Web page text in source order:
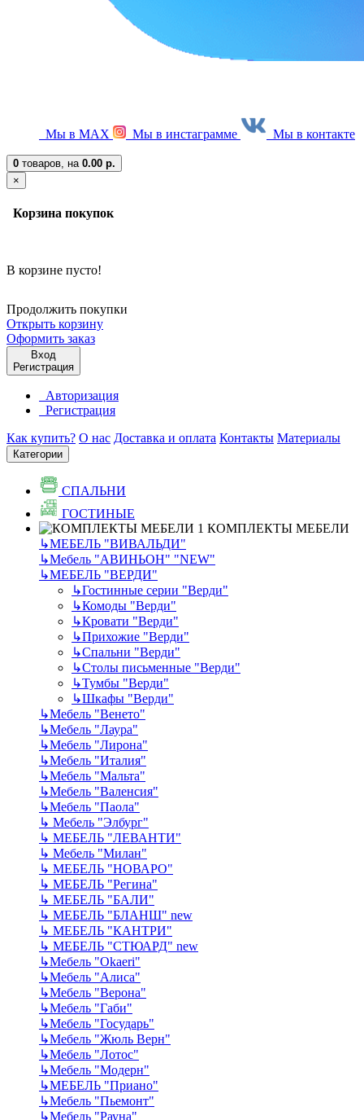
Мы в МАХ Мы в инстаграмме Мы в контакте
0 товаров, на 0.00 р.
×
Корзина покупок
В корзине пусто!
Продолжить покупки
Открыть корзину
Оформить заказ
Вход
Регистрация
Авторизация
Регистрация
Как купить? О нас Доставка и оплата Контакты Материалы
Категории
СПАЛЬНИ
ГОСТИНЫЕ
КОМПЛЕКТЫ МЕБЕЛИ
↳МЕБЕЛЬ "ВИВАЛЬДИ"
↳Мебель "АВИНЬОН" "NEW"
↳МЕБЕЛЬ "ВЕРДИ"
↳Гостинные серии "Верди"
↳Комоды "Верди"
↳Кровати "Верди"
↳Прихожие "Верди"
↳Спальни "Верди"
↳Столы письменные "Верди"
↳Тумбы "Верди"
↳Шкафы "Верди"
↳Мебель "Венето"
↳Мебель "Лаура"
↳Мебель "Лирона"
↳Мебель "Италия"
↳Мебель "Мальта"
↳Мебель "Валенсия"
↳Мебель "Паола"
↳ Мебель "Элбург"
↳ МЕБЕЛЬ "ЛЕВАНТИ"
↳ Мебель "Милан"
↳ МЕБЕЛЬ "НОВАРО"
↳ МЕБЕЛЬ "Регина"
↳ МЕБЕЛЬ "БАЛИ"
↳ МЕБЕЛЬ "БЛАНШ" new
↳ МЕБЕЛЬ "КАНТРИ"
↳ МЕБЕЛЬ "СТЮАРД" new
↳Мебель "Okaeri"
↳Мебель "Алиса"
↳Мебель "Верона"
↳Мебель "Габи"
↳Мебель "Государь"
↳Мебель "Жюль Верн"
↳Мебель "Лотос"
↳Мебель "Модерн"
↳МЕБЕЛЬ "Приано"
↳Мебель "Пьемонт"
↳Мебель "Рауна"